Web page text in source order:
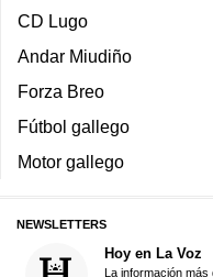
CD Lugo
Andar Miudiño
Forza Breo
Fútbol gallego
Motor gallego
NEWSLETTERS
Hoy en La Voz
La información más